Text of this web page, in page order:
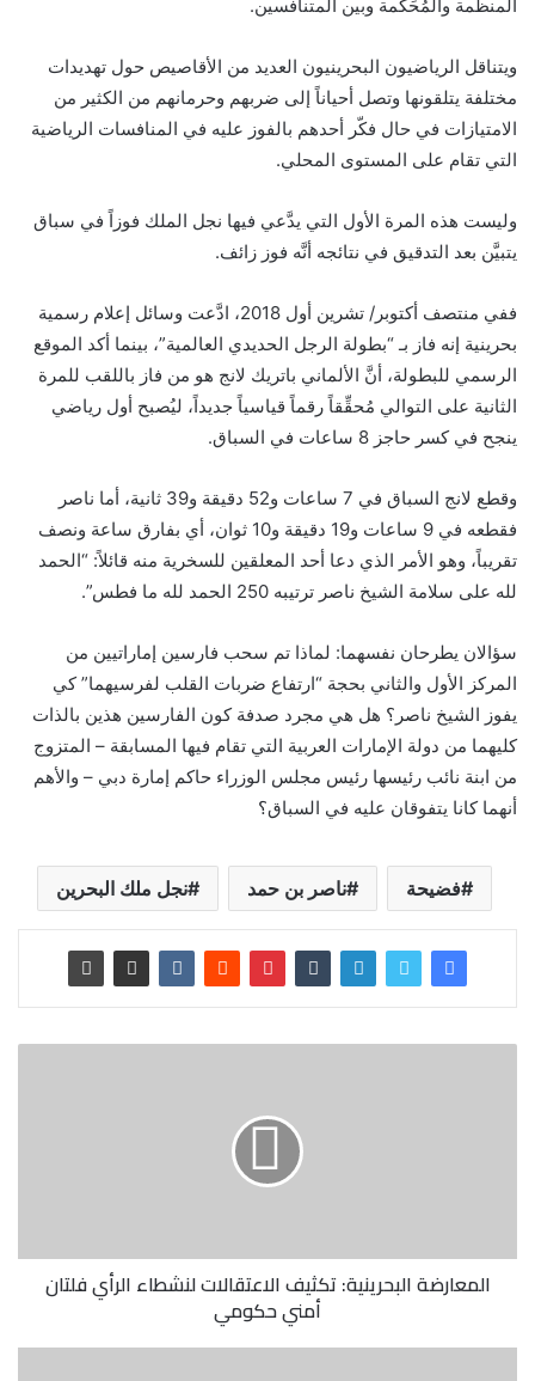
المنظمة والمُحَكِّمة وبين المتنافسين.
ويتناقل الرياضيون البحرينيون العديد من الأقاصيص حول تهديدات
مختلفة يتلقونها وتصل أحياناً إلى ضربهم وحرمانهم من الكثير من
الامتيازات في حال فكّر أحدهم بالفوز عليه في المنافسات الرياضية
التي تقام على المستوى المحلي.
وليست هذه المرة الأول التي يدَّعي فيها نجل الملك فوزاً في سباق
يتبيَّن بعد التدقيق في نتائجه أنَّه فوز زائف.
ففي منتصف أكتوبر/ تشرين أول 2018، ادَّعت وسائل إعلام رسمية
بحرينية إنه فاز بـ “بطولة الرجل الحديدي العالمية”، بينما أكد الموقع
الرسمي للبطولة، أنَّ الألماني باتريك لانج هو من فاز باللقب للمرة
الثانية على التوالي مُحقِّقاً رقماً قياسياً جديداً، ليُصبح أول رياضي
ينجح في كسر حاجز 8 ساعات في السباق.
وقطع لانج السباق في 7 ساعات و52 دقيقة و39 ثانية، أما ناصر
فقطعه في 9 ساعات و19 دقيقة و10 ثوان، أي بفارق ساعة ونصف
تقريباً، وهو الأمر الذي دعا أحد المعلقين للسخرية منه قائلاً: “الحمد
لله على سلامة الشيخ ناصر ترتيبه 250 الحمد لله ما فطس”.
سؤالان يطرحان نفسهما: لماذا تم سحب فارسين إماراتيين من
المركز الأول والثاني بحجة “ارتفاع ضربات القلب لفرسيهما” كي
يفوز الشيخ ناصر؟ هل هي مجرد صدفة كون الفارسين هذين بالذات
كليهما من دولة الإمارات العربية التي تقام فيها المسابقة – المتزوج
من ابنة نائب رئيسها رئيس مجلس الوزراء حاكم إمارة دبي – والأهم
أنهما كانا يتفوقان عليه في السباق؟
فضيحة ناصر بن حمد نجل ملك البحرين
المعارضة البحرينية: تكثيف الاعتقالات لنشطاء الرأي فلتان
أمني حكومي